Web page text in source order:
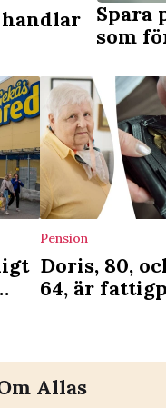
Spara
som
Pension
Doris, 80,
64, är
Allas